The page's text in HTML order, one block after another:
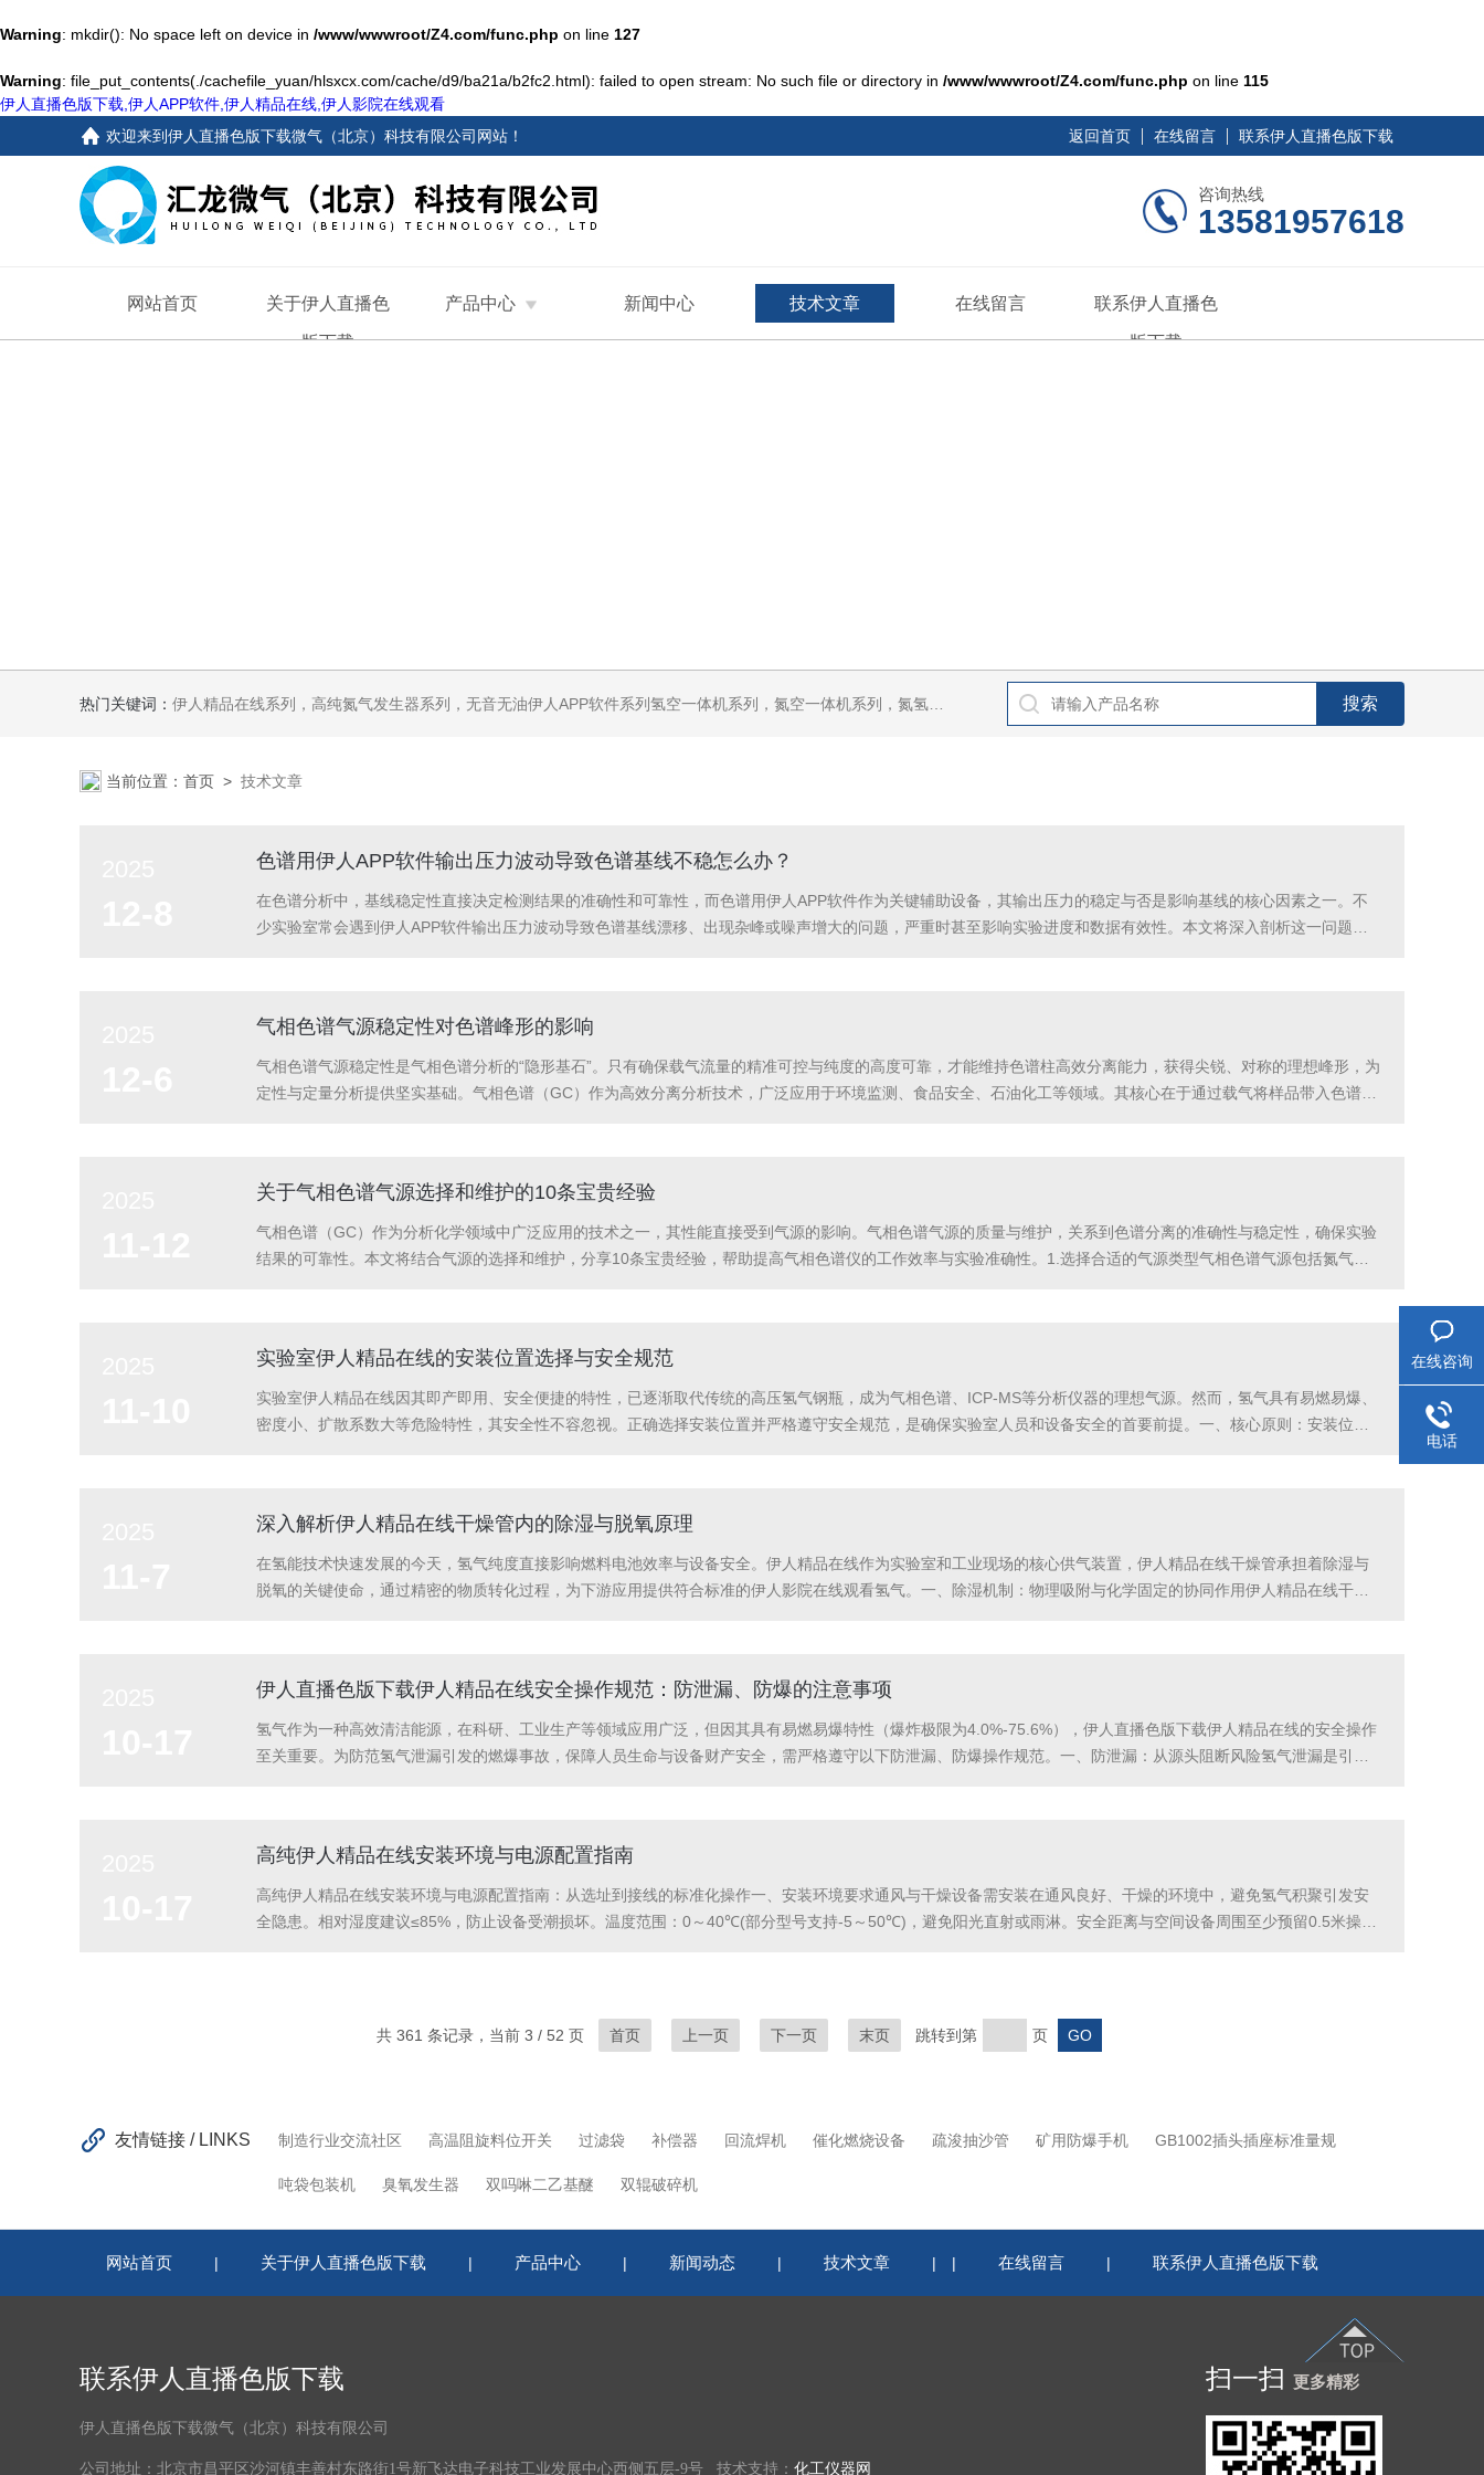
Warning: mkdir(): No space left on device in /www/wwwroot/Z4.com/func.php on line 127
Warning: file_put_contents(./cachefile_yuan/hlsxcx.com/cache/d9/ba21a/b2fc2.html): failed to open stream: No such file or directory in /www/wwwroot/Z4.com/func.php on line 115
伊人直播色版下载,伊人APP软件,伊人精品在线,伊人影院在线观看
欢迎来到伊人直播色版下载微气（北京）科技有限公司网站 ！ 返回首页 在线留言 联系伊人直播色版下载
咨询热线
13581957618
网站首页 关于伊人直播色
版下载
产品中心 新闻中心 技术文章 在线留言 联系伊人直播色
版下载
热门关键词： 伊人精品在线系列，高纯氮气发生器系列，无音无油伊人APP软件系列氢空一体机系列，氮空一体机系列，氮氢空三气一体机系列，气体净化器系列，代理日本DKK-TOA水质分析，水质检测仪器，代理南韩SitekPH/离子计，DO计，电导计，多功能计，PH/DO/电导率电极
当前位置： 首页 > 技术文章
色谱用伊人APP软件输出压力波动导致色谱基线不稳怎么办？
在色谱分析中，基线稳定性直接决定检测结果的准确性和可靠性，而色谱用伊人APP软件作为关键辅助设备，其输出压力的稳定与否是影响基线的核心因素之一。不
少实验室常会遇到伊人APP软件输出压力波动导致色谱基线漂移、出现杂峰或噪声增大的问题，严重时甚至影响实验进度和数据有效性。本文将深入剖析这一问题的
气相色谱气源稳定性对色谱峰形的影响
气相色谱气源稳定性是气相色谱分析的“隐形基石”。只有确保载气流量的精准可控与纯度的高度可靠，才能维持色谱柱高效分离能力，获得尖锐、对称的理想峰形，为
定性与定量分析提供坚实基础。气相色谱（GC）作为高效分离分析技术，广泛应用于环境监测、食品安全、石油化工等领域。其核心在于通过载气将样品带入色谱柱
关于气相色谱气源选择和维护的10条宝贵经验
气相色谱（GC）作为分析化学领域中广泛应用的技术之一，其性能直接受到气源的影响。气相色谱气源的质量与维护，关系到色谱分离的准确性与稳定性，确保实验
结果的可靠性。本文将结合气源的选择和维护，分享10条宝贵经验，帮助提高气相色谱仪的工作效率与实验准确性。1.选择合适的气源类型气相色谱气源包括氮气、
实验室伊人精品在线的安装位置选择与安全规范
实验室伊人精品在线因其即产即用、安全便捷的特性，已逐渐取代传统的高压氢气钢瓶，成为气相色谱、ICP-MS等分析仪器的理想气源。然而，氢气具有易燃易爆、
密度小、扩散系数大等危险特性，其安全性不容忽视。正确选择安装位置并严格遵守安全规范，是确保实验室人员和设备安全的首要前提。一、核心原则：安装位置
深入解析伊人精品在线干燥管内的除湿与脱氧原理
在氢能技术快速发展的今天，氢气纯度直接影响燃料电池效率与设备安全。伊人精品在线作为实验室和工业现场的核心供气装置，伊人精品在线干燥管承担着除湿与
脱氧的关键使命，通过精密的物质转化过程，为下游应用提供符合标准的伊人影院在线观看氢气。一、除湿机制：物理吸附与化学固定的协同作用伊人精品在线干燥
伊人直播色版下载伊人精品在线安全操作规范：防泄漏、防爆的注意事项
氢气作为一种高效清洁能源，在科研、工业生产等领域应用广泛，但因其具有易燃易爆特性（爆炸极限为4.0%-75.6%），伊人直播色版下载伊人精品在线的安全操作
至关重要。为防范氢气泄漏引发的燃爆事故，保障人员生命与设备财产安全，需严格遵守以下防泄漏、防爆操作规范。一、防泄漏：从源头阻断风险氢气泄漏是引发
高纯伊人精品在线安装环境与电源配置指南
高纯伊人精品在线安装环境与电源配置指南：从选址到接线的标准化操作一、安装环境要求通风与干燥设备需安装在通风良好、干燥的环境中，避免氢气积聚引发安
全隐患。相对湿度建议≤85%，防止设备受潮损坏。温度范围：0～40℃(部分型号支持-5～50℃)，避免阳光直射或雨淋。安全距离与空间设备周围至少预留0.5米操作
共 361 条记录，当前 3 / 52 页 首页 上一页 下一页 末页 跳转到第 页
友情链接 / LINKS 制造行业交流社区 高温阻旋料位开关 过滤袋 补偿器 回流焊机 催化燃烧设备 疏浚抽沙管 矿用防爆手机 GB1002插头插座标准量规
吨袋包装机 臭氧发生器 双吗啉二乙基醚 双辊破碎机
网站首页 | 关于伊人直播色版下载 | 产品中心 | 新闻动态 | 技术文章 | | 在线留言 | 联系伊人直播色版下载
联系伊人直播色版下载
伊人直播色版下载微气（北京）科技有限公司
公司地址：北京市昌平区沙河镇丰善村东路街1号新飞达电子科技工业发展中心西侧五层-9号 技术支持： 化工仪器网
扫一扫 更多精彩
在线咨询
电话